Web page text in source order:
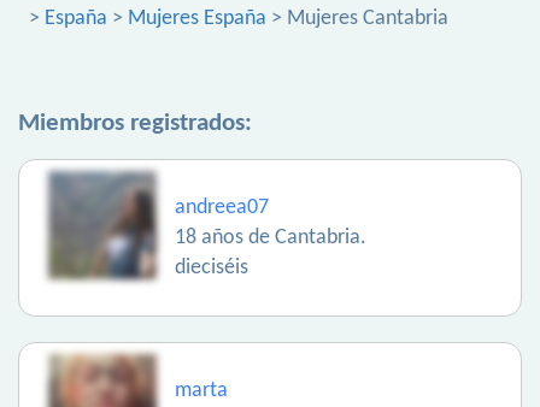
> España > Mujeres España > Mujeres Cantabria
Miembros registrados:
andreea07
18 años de Cantabria.
dieciséis
marta